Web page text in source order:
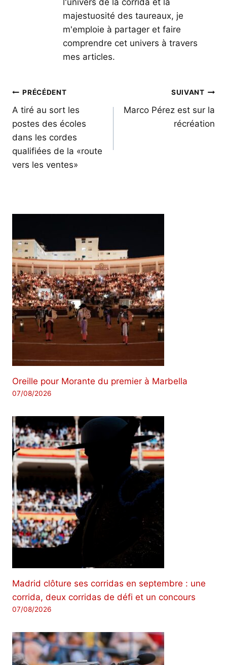
majestuosité des taureaux, je
m'emploie à partager et faire
comprendre cet univers à travers
mes articles.
Navigation
de
l’article
PRÉCÉDENT
A tiré au sort les
postes des écoles
dans les cordes
qualifiées de la «route
vers les ventes»
SUIVANT
Marco Pérez est sur la
récréation
Oreille pour Morante du premier à Marbella
07/08/2026
Madrid clôture ses corridas en septembre : une
corrida, deux corridas de défi et un concours
07/08/2026